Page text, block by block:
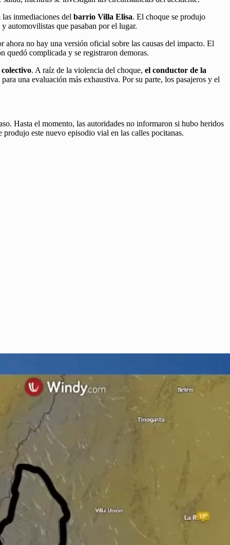
las inmediaciones del barrio Villa Elisa. El choque se produjo
automovilistas que pasaban por el lugar.
ahora no hay una versión oficial sobre las causas del impacto. El
quedó complicada y se registraron demoras.
. A raíz de la violencia del choque, el conductor de la
una evaluación más exhaustiva. Por su parte, los pasajeros y el
Hasta el momento, las autoridades no informaron si hubo heridos
este nuevo episodio vial en las calles pocitanas.